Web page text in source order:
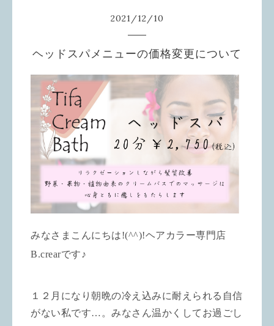
2021/12/10
ヘッドスパメニューの価格変更について
みなさまこんにちは!(^^)!ヘアカラー専門店
B.crearです♪
１２月になり朝晩の冷え込みに耐えられる自信
がない私です…。みなさん温かくしてお過ごし